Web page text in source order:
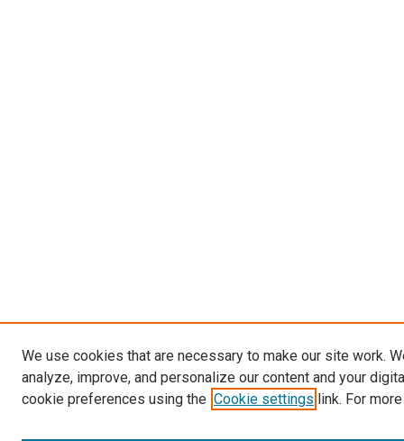
We use cookies that are necessary to make our site work.
analyze, improve, and personalize our content and your
cookie preferences using the Cookie settings link. For